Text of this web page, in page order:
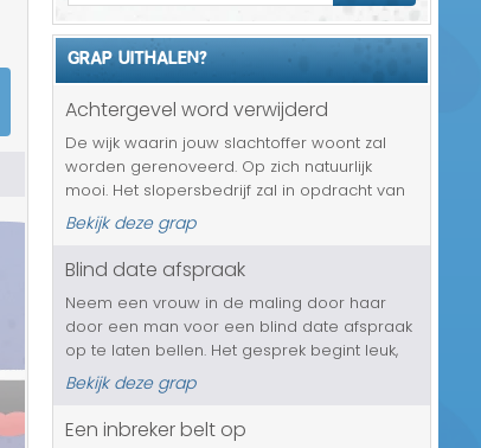
18+ en Relatie
Zakelijk/Studie
Geld/Belasting
Buurt/Gemeente
Pakket/Bestelling
Transport/Verkeer
Kerst/Sinterklaas
Diversen/Andere
GRAP UITHALEN?
Achtergevel word verwijderd
De wijk waarin jouw slachtoffer woont zal
worden gerenoveerd. Op zich natuurlijk
mooi. Het slopersbedrijf zal in opdracht van
de gemeente alle achtergevels gaan
verwijderen. Minder leuk nieuws, helemaal
omdat het met de komst van slecht wee...
Bekijk deze grap
Blind date afspraak
Neem een vrouw in de maling door haar
door een man voor een blind date afspraak
op te laten bellen. Het gesprek begint leuk,
maar al snel merkt ze dat het om een echte
ouderwetse nerd gaat. Zal ze lief blijven en
toch met hem uit gaan of wi...
Bekijk deze grap
Een inbreker belt op